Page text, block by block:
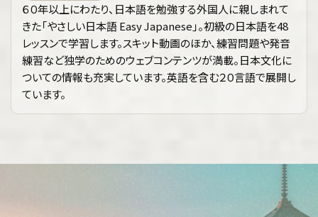
６０年以上にわたり、日本語を勉強する外国人に親しまれて
きた「やさしい日本語 Easy Japanese」。初級の日本語を48
レッスンで学習します。スキット動画のほか、練習問題や発音
練習など独学のためのウェブコンテンツが満載。日本文化に
ついての情報も充実しています。英語を含む２０言語で展開し
ています。